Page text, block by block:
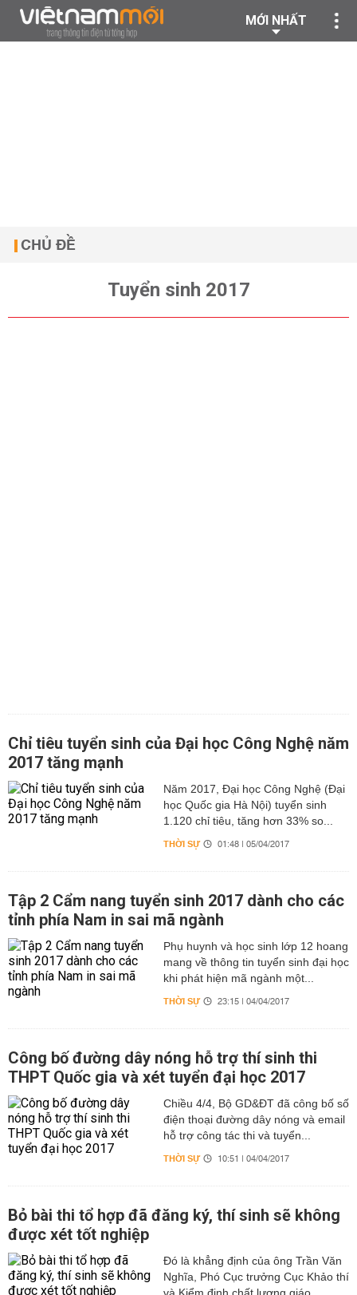
MỚI NHẤT
CHỦ ĐỀ
Tuyển sinh 2017
Chỉ tiêu tuyển sinh của Đại học Công Nghệ năm
2017 tăng mạnh
Năm 2017, Đại học Công Nghệ (Đại
học Quốc gia Hà Nội) tuyển sinh
1.120 chỉ tiêu, tăng hơn 33% so...
THỜI SỰ 01:48 | 05/04/2017
Tập 2 Cẩm nang tuyển sinh 2017 dành cho các
tỉnh phía Nam in sai mã ngành
Phụ huynh và học sinh lớp 12 hoang
mang về thông tin tuyển sinh đại học
khi phát hiện mã ngành một...
THỜI SỰ 23:15 | 04/04/2017
Công bố đường dây nóng hỗ trợ thí sinh thi
THPT Quốc gia và xét tuyển đại học 2017
Chiều 4/4, Bộ GD&ĐT đã công bố số
điện thoại đường dây nóng và email
hỗ trợ công tác thi và tuyển...
THỜI SỰ 10:51 | 04/04/2017
Bỏ bài thi tổ hợp đã đăng ký, thí sinh sẽ không
được xét tốt nghiệp
Đó là khẳng định của ông Trần Văn
Nghĩa, Phó Cục trưởng Cục Khảo thí